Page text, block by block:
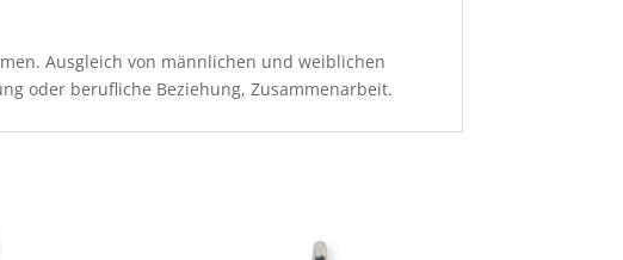
Ausgleich von männlichen und weiblichen
oder berufliche Beziehung, Zusammenarbeit.